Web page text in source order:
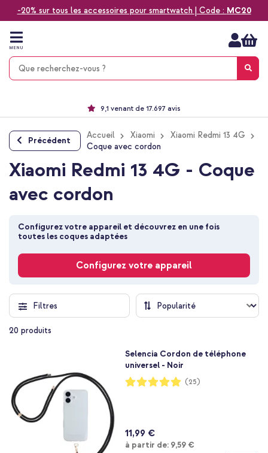
-20% sur tous les accessoires pour smartwatch | Code : MC20
Aller
contenu
MENU
Choisissez entre la livraison à domicile, rapide ou en point relais
9,1 venant de 17.697 avis
Précédent
Accueil Xiaomi
Xiaomi Redmi 13 4G
Coque avec cordon
Xiaomi Redmi 13 4G - Coque
avec cordon
Configurez votre appareil et découvrez en une fois
toutes les coques adaptées
Configurez votre appareil
Filtres
20 produits
Selencia Cordon de téléphone
universel - Noir
Notation:
99%
(25)
11,99 €
à partir de: À partir de
9,59 €